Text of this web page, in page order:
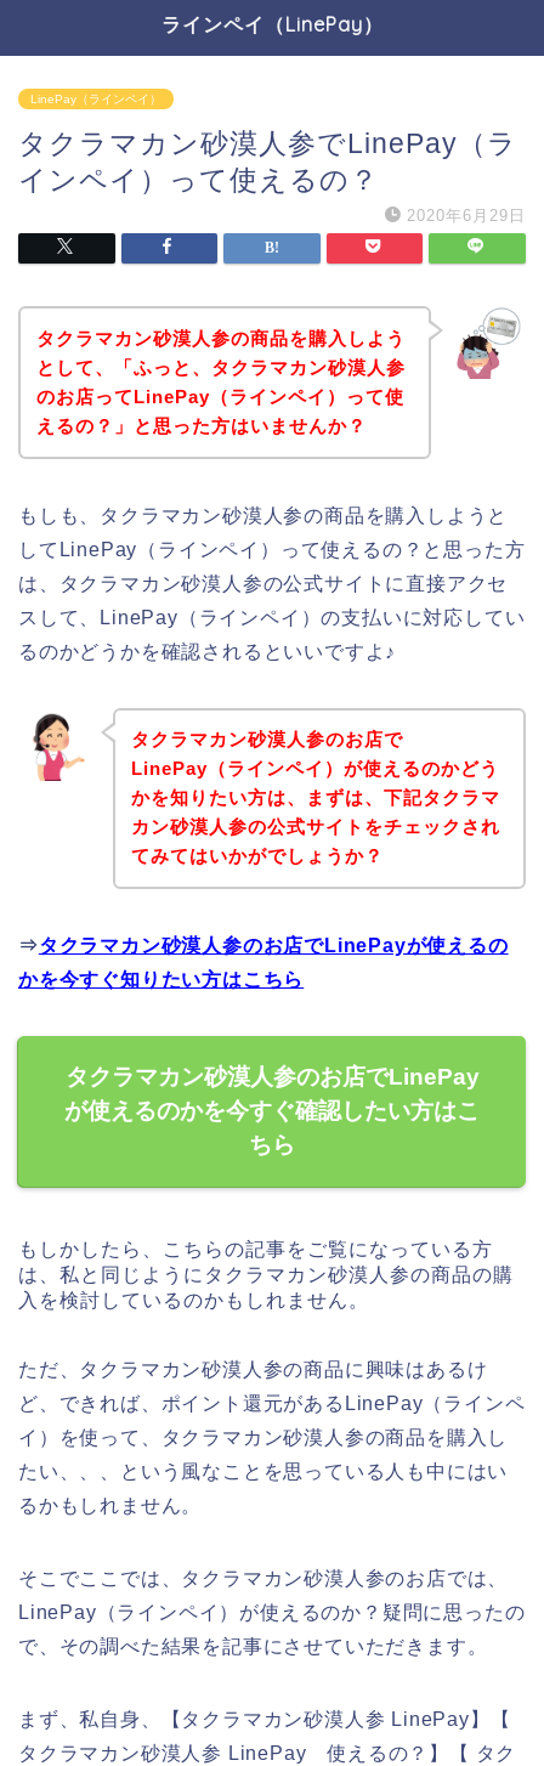
ラインペイ（LinePay）
LinePay（ラインペイ）
タクラマカン砂漠人参でLinePay（ラ
インペイ）って使えるの？
2020年6月29日
タクラマカン砂漠人参の商品を購入しよう
として、「ふっと、タクラマカン砂漠人参
のお店ってLinePay（ラインペイ）って使
えるの？」と思った方はいませんか？
もしも、タクラマカン砂漠人参の商品を購入しようと
してLinePay（ラインペイ）って使えるの？と思った方
は、タクラマカン砂漠人参の公式サイトに直接アクセ
スして、LinePay（ラインペイ）の支払いに対応してい
るのかどうかを確認されるといいですよ♪
タクラマカン砂漠人参のお店で
LinePay（ラインペイ）が使えるのかどう
かを知りたい方は、まずは、下記タクラマ
カン砂漠人参の公式サイトをチェックされ
てみてはいかがでしょうか？
⇒タクラマカン砂漠人参のお店でLinePayが使えるの
かを今すぐ知りたい方はこちら
タクラマカン砂漠人参のお店でLinePay
が使えるのかを今すぐ確認したい方はこ
ちら
もしかしたら、こちらの記事をご覧になっている方
は、私と同じようにタクラマカン砂漠人参の商品の購
入を検討しているのかもしれません。
ただ、タクラマカン砂漠人参の商品に興味はあるけ
ど、できれば、ポイント還元があるLinePay（ラインペ
イ）を使って、タクラマカン砂漠人参の商品を購入し
たい、、、という風なことを思っている人も中にはい
るかもしれません。
そこでここでは、タクラマカン砂漠人参のお店では、
LinePay（ラインペイ）が使えるのか？疑問に思ったの
で、その調べた結果を記事にさせていただきます。
まず、私自身、【タクラマカン砂漠人参 LinePay】【
タクラマカン砂漠人参 LinePay 使えるの？】【 タク